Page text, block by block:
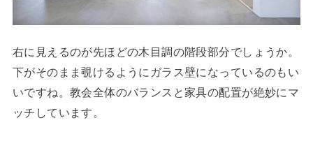
右に見えるのが先ほどの木目調の階段部分でしょうか。
下がそのまま覗けるようにガラス壁になっているのもい
いですね。教会全体のバランスと家具の配置が絶妙にマ
ッチしています。